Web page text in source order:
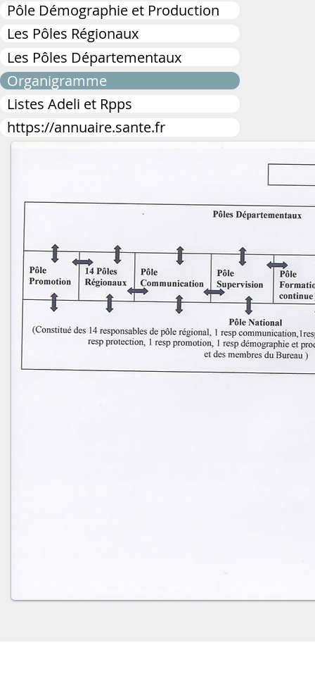
Pôle Démographie et Production
Les Pôles Régionaux
Les Pôles Départementaux
Organigramme
Listes Adeli et Rpps
https://annuaire.sante.fr